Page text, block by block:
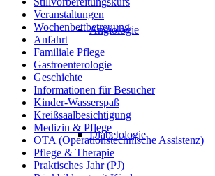
Angiologie
Diabetologie
Veranstaltungen
Wochenbettbetreuung
Anfahrt
Familiale Pflege
Gastroenterologie
Geschichte
Informationen für Besucher
Kinder-Wasserspaß
Kreißsaalbesichtigung
Medizin & Pflege
OTA (Operationstechnische Assistenz)
Pflege & Therapie
Praktisches Jahr (PJ)